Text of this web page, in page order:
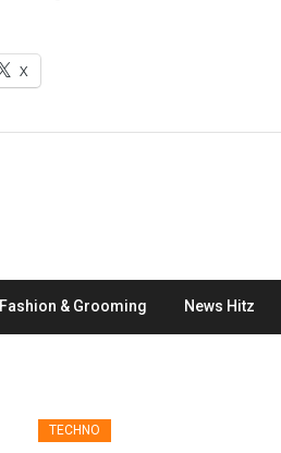
X
Fashion & Grooming News Hitz
TECHNO